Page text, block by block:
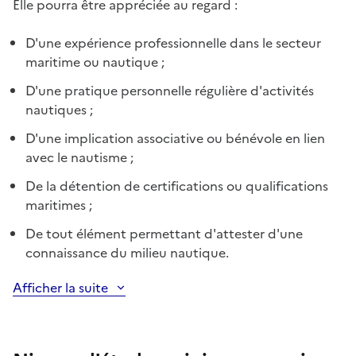
Elle pourra être appréciée au regard :
D'une expérience professionnelle dans le secteur
maritime ou nautique ;
D'une pratique personnelle régulière d'activités
nautiques ;
D'une implication associative ou bénévole en lien
avec le nautisme ;
De la détention de certifications ou qualifications
maritimes ;
De tout élément permettant d'attester d'une
connaissance du milieu nautique.
Afficher la suite